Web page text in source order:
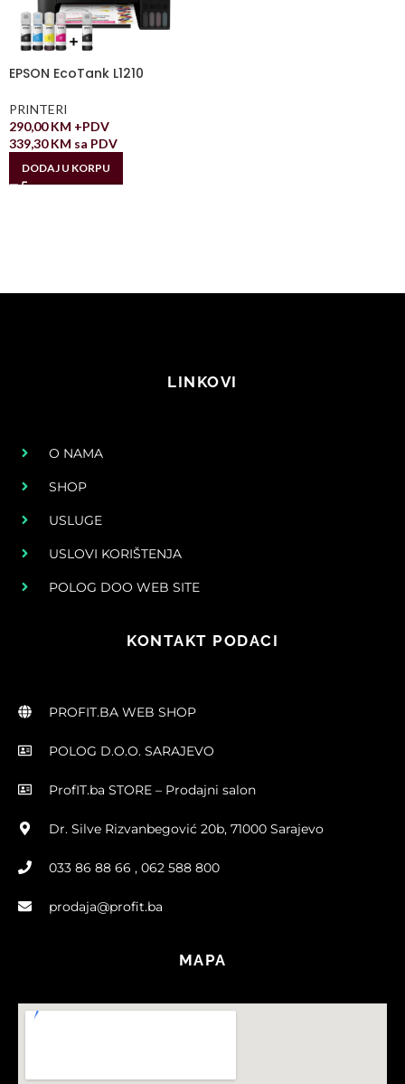
EPSON EcoTank L1210
PRINTERI
290,00KM +PDV
339,30KM sa PDV
DODAJ U KORPU
LINKOVI
O NAMA
SHOP
USLUGE
USLOVI KORIŠTENJA
POLOG DOO WEB SITE
KONTAKT PODACI
PROFIT.BA WEB SHOP
POLOG D.O.O. SARAJEVO
ProfIT.ba STORE – Prodajni salon
Dr. Silve Rizvanbegović 20b, 71000 Sarajevo
033 86 88 66 , 062 588 800
prodaja@profit.ba
MAPA